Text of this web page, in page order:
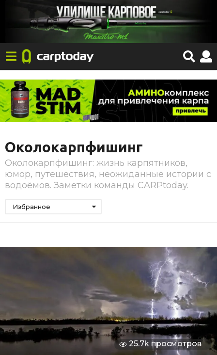
Околокарпфишинг
Околокарпфишинг: жизнь карпятников,
юмор, путешествия, неожиданные истории с
водоёмов. Заметки команды CARPtoday.
Избранное
25.7k просмотров